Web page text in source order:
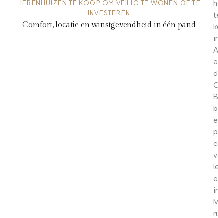
HERENHUIZEN TE KOOP OM VEILIG TE WONEN OF TE
INVESTEREN
Comfort, locatie en winstgevendheid in één pand